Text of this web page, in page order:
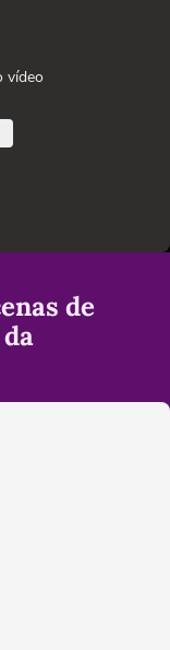
vídeo
de